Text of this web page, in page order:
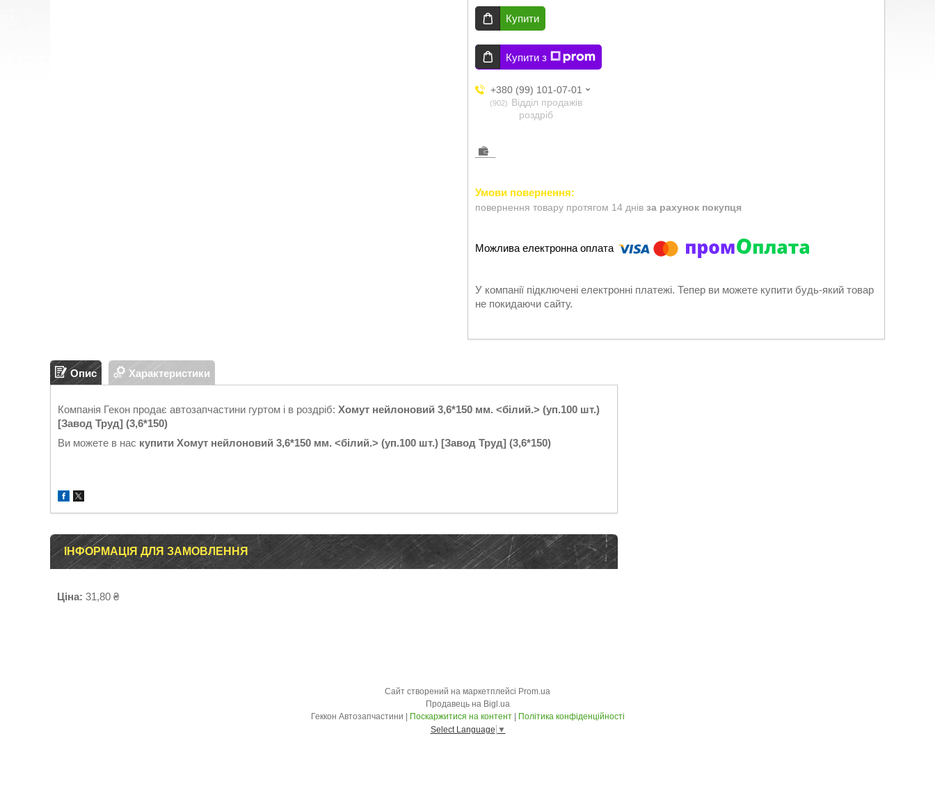
Купити
Купити з
+380 (99) 101-07-01
902
Відділ продажів
роздріб
повернення товару протягом 14 днів за рахунок покупця
У компанії підключені електронні платежі. Тепер ви можете купити будь-який товар
не покидаючи сайту.
Опис Характеристики
Компанія Гекон продає автозапчастини гуртом і в роздріб: Хомут нейлоновий 3,6*150 мм. <білий.> (уп.100 шт.)
[Завод Труд] (3,6*150)
Ви можете в нас купити Хомут нейлоновий 3,6*150 мм. <білий.> (уп.100 шт.) [Завод Труд] (3,6*150)
ІНФОРМАЦІЯ ДЛЯ ЗАМОВЛЕННЯ
Ціна: 31,80 ₴
Сайт створений на маркетплейсі Prom.ua
Продавець на Bigl.ua
Поскаржитися на контент
Політика конфіденційності
Select Language ▼